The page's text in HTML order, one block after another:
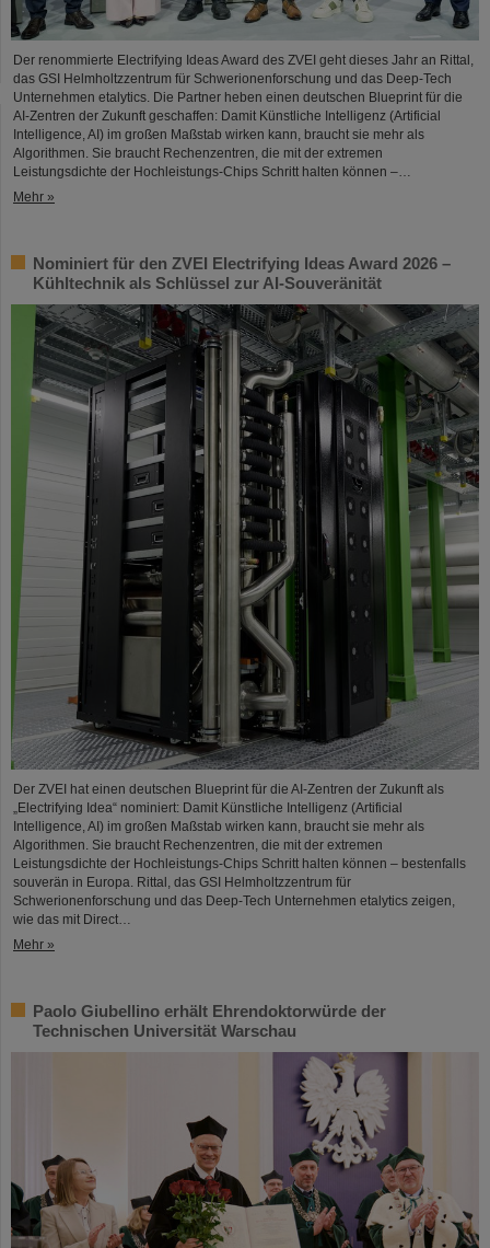
Der renommierte Electrifying Ideas Award des ZVEI geht dieses Jahr an Rittal,
das GSI Helmholtzzentrum für Schwerionenforschung und das Deep-Tech
Unternehmen etalytics. Die Partner heben einen deutschen Blueprint für die
AI-Zentren der Zukunft geschaffen: Damit Künstliche Intelligenz (Artificial
Intelligence, AI) im großen Maßstab wirken kann, braucht sie mehr als
Algorithmen. Sie braucht Rechenzentren, die mit der extremen
Leistungsdichte der Hochleistungs-Chips Schritt halten können –…
Mehr »
Nominiert für den ZVEI Electrifying Ideas Award 2026 –
Kühltechnik als Schlüssel zur AI-Souveränität
Der ZVEI hat einen deutschen Blueprint für die AI-Zentren der Zukunft als
„Electrifying Idea“ nominiert: Damit Künstliche Intelligenz (Artificial
Intelligence, AI) im großen Maßstab wirken kann, braucht sie mehr als
Algorithmen. Sie braucht Rechenzentren, die mit der extremen
Leistungsdichte der Hochleistungs-Chips Schritt halten können – bestenfalls
souverän in Europa. Rittal, das GSI Helmholtzzentrum für
Schwerionenforschung und das Deep-Tech Unternehmen etalytics zeigen,
wie das mit Direct…
Mehr »
Paolo Giubellino erhält Ehrendoktorwürde der
Technischen Universität Warschau